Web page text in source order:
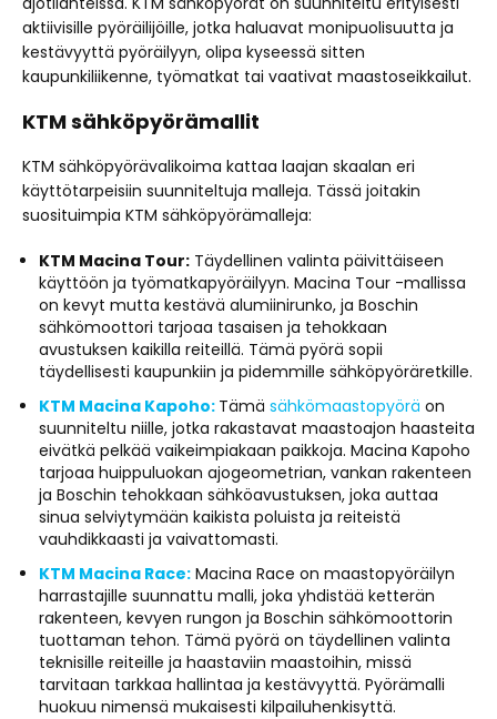
aktiivisille pyöräilijöille, jotka haluavat monipuolisuutta ja
kestävyyttä pyöräilyyn, olipa kyseessä sitten
kaupunkiliikenne, työmatkat tai vaativat maastoseikkailut.
KTM sähköpyörämallit
KTM sähköpyörävalikoima kattaa laajan skaalan eri
käyttötarpeisiin suunniteltuja malleja. Tässä joitakin
suosituimpia KTM sähköpyörämalleja:
KTM Macina Tour: Täydellinen valinta päivittäiseen
käyttöön ja työmatkapyöräilyyn. Macina Tour -mallissa
on kevyt mutta kestävä alumiinirunko, ja Boschin
sähkömoottori tarjoaa tasaisen ja tehokkaan
avustuksen kaikilla reiteillä. Tämä pyörä sopii
täydellisesti kaupunkiin ja pidemmille sähköpyöräretkille.
KTM Macina Kapoho: Tämä sähkömaastopyörä on
suunniteltu niille, jotka rakastavat maastoajon haasteita
eivätkä pelkää vaikeimpiakaan paikkoja. Macina Kapoho
tarjoaa huippuluokan ajogeometrian, vankan rakenteen
ja Boschin tehokkaan sähköavustuksen, joka auttaa
sinua selviytymään kaikista poluista ja reiteistä
vauhdikkaasti ja vaivattomasti.
KTM Macina Race: Macina Race on maastopyöräilyn
harrastajille suunnattu malli, joka yhdistää ketterän
rakenteen, kevyen rungon ja Boschin sähkömoottorin
tuottaman tehon. Tämä pyörä on täydellinen valinta
teknisille reiteille ja haastaviin maastoihin, missä
tarvitaan tarkkaa hallintaa ja kestävyyttä. Pyörämalli
huokuu nimensä mukaisesti kilpailuhenkisyttä.